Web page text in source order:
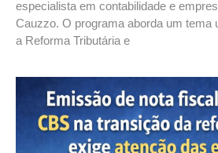
especialista em contabilidade e
Cauzzo. O programa aborda um tema
a Reforma Tributária e